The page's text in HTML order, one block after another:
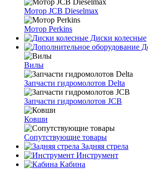
Мотор JCB Dieselmax
Мотор Perkins
Диски колесные
Вилы
Запчасти гидромолотов Delta
Запчасти гидромолотов JCB
Ковши
Сопутствующие товары
Задняя стрела
Инструмент
Кабина